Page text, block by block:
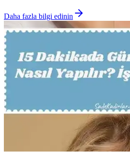
Daha fazla bilgi edinin